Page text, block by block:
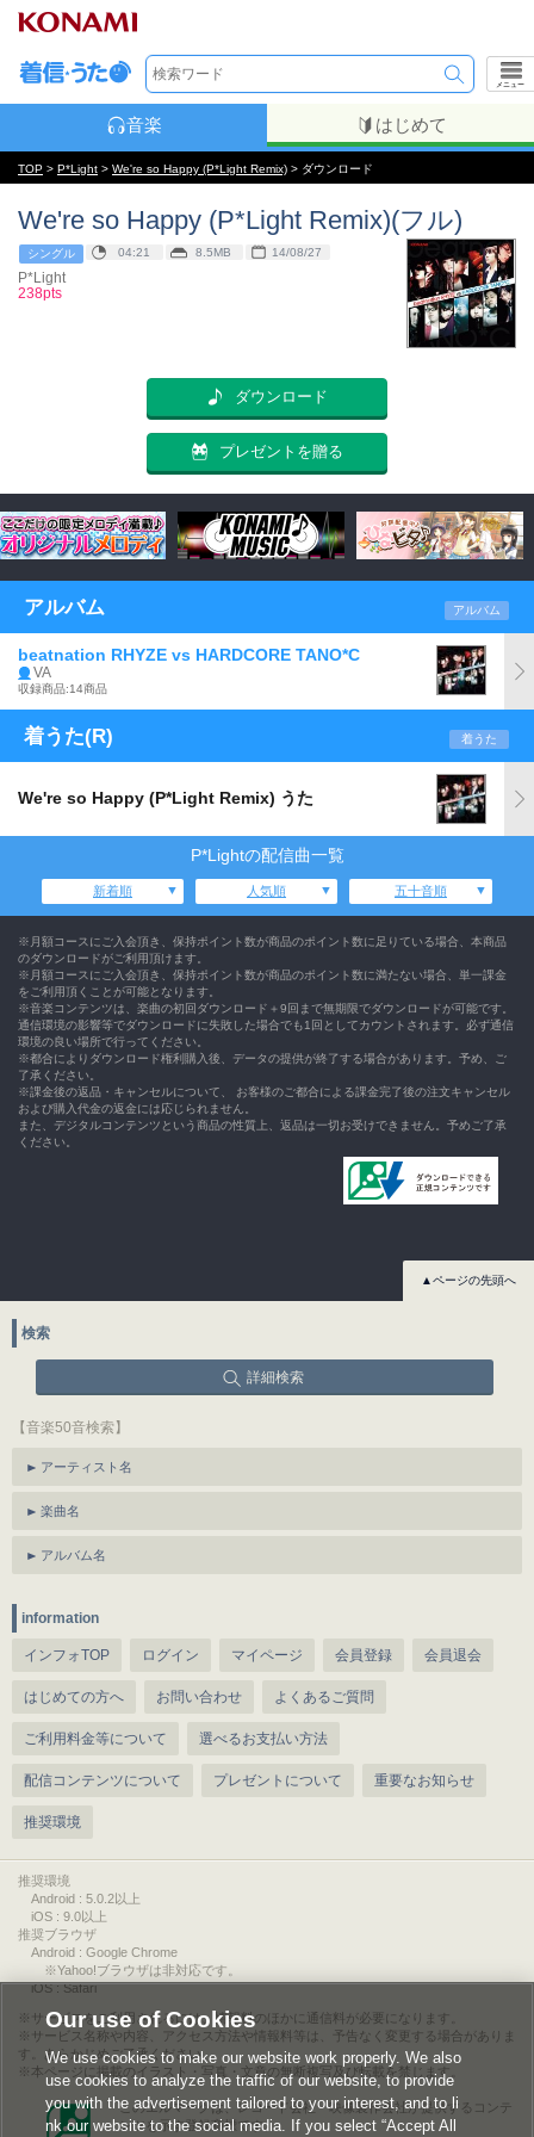
メニュー
音楽 はじめて
TOP > P*Light > We're so Happy (P*Light Remix) > ダウンロード
We're so Happy (P*Light Remix)(フル)
シングル 04:21 8.5MB 14/08/27
P*Light
238pts
ダウンロード
プレゼントを贈る
アルバム アルバム
beatnation RHYZE vs HARDCORE TANO*C
VA
収録商品:14商品
着うた(R) 着うた
We're so Happy (P*Light Remix) うた
P*Lightの配信曲一覧
新着順 人気順 五十音順
※月額コースにご入会頂き、保持ポイント数が商品のポイント数に足りている場合、本商品
のダウンロードがご利用頂けます。
※月額コースにご入会頂き、保持ポイント数が商品のポイント数に満たない場合、単一課金
をご利用頂くことが可能となります。
※音楽コンテンツは、楽曲の初回ダウンロード＋9回まで無期限でダウンロードが可能です。
通信環境の影響等でダウンロードに失敗した場合でも1回としてカウントされます。必ず通信
環境の良い場所で行ってください。
※都合によりダウンロード権利購入後、データの提供が終了する場合があります。予め、ご
了承ください。
※課金後の返品・キャンセルについて、 お客様のご都合による課金完了後の注文キャンセル
および購入代金の返金には応じられません。
また、デジタルコンテンツという商品の性質上、返品は一切お受けできません。予めご了承
ください。
▲ページの先頭へ
検索
詳細検索
【音楽50音検索】
アーティスト名
楽曲名
アルバム名
information
インフォTOP ログイン マイページ 会員登録 会員退会
はじめての方へ お問い合わせ よくあるご質問
ご利用料金等について 選べるお支払い方法
配信コンテンツについて プレゼントについて 重要なお知らせ
推奨環境
推奨環境
Android : 5.0.2以上
iOS : 9.0以上
推奨ブラウザ
Android : Google Chrome
※Yahoo!ブラウザは非対応です。
iOS : Safari
サービスをご利用されるには、情報料のほかに通信料が必要になります。
サービス名称や内容、アクセス方法や情報料等は、予告なく変更する場合がありま
す。あらかじめご了承ください。
本ページに掲載のイラスト・写真・文章の無断複写及び転載を禁じます。
このエルマークは、レコード会社・映像製作会社が提供するコンテ
ンツを示す登録商標です。
Our use of Cookies
We use cookies to make our website work properly. We also
use cookies to analyze the traffic of our website, to provide
you with the advertisement tailored to your interest, and to li
nk our website to the social media. If you select “Accept All